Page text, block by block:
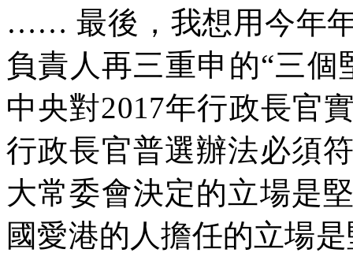
……最後，我想用今年
負責人再三重申的“三個
中央對2017年行政長官
行政長官普選辦法必須
大常委會決定的立場是
國愛港的人擔任的立場